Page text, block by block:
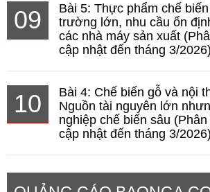
09
Bài 5: Thực phẩm chế
trường lớn, nhu cầu ổn
các nhà máy sản xuất
cập nhật đến tháng 3/2026)
10
Bài 4: Chế biến gỗ và nội
Nguồn tài nguyên lớn
nghiệp chế biến sâu
cập nhật đến tháng 3/2026)